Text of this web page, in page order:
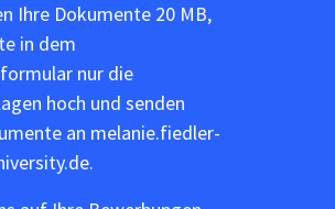
Ihre Dokumente 20 MB,
in dem
nur die
hoch und senden
an melanie.fiedler-